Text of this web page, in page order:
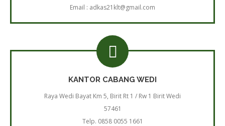
Email : adkas21klt@gmail.com
KANTOR CABANG WEDI
Raya Wedi Bayat Km 5, Birit Rt 1 / Rw 1 Birit Wedi
57461
Telp. 0858 0055 1661